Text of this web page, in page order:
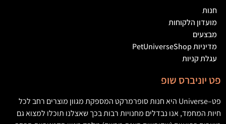
חנות
מועדון הלקוחות
מבצעים
מדיניות PetUniverseShop
עגלת קניות
פט יוניברס שופ
פט–
Universe היא חנות סופרמרקט המספקת מגוון מוצרים רחב לכל
חיות המחמד,אנו נבדלים מחנויות רבות בכך שאצלנו תוכלו למצוא גם